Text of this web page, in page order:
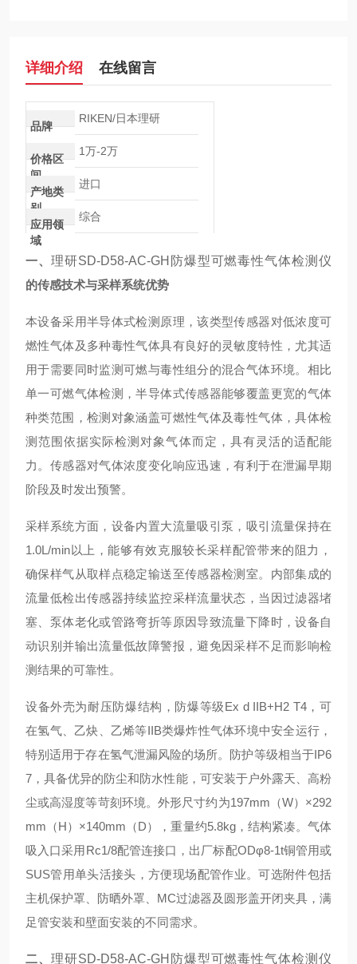
详细介绍 在线留言
品牌
RIKEN/日本理研
价格区
间
1万-2万
产地类
别
进口
应用领
域
综合
一、 理研SD-D58-AC-GH防爆型可燃毒性气体检测仪
的传感技术与采样系统优势
本设备采用半导体式检测原理，该类型传感器对低浓度可
燃性气体及多种毒性气体具有良好的灵敏度特性，尤其适
用于需要同时监测可燃与毒性组分的混合气体环境。相比
单一可燃气体检测，半导体式传感器能够覆盖更宽的气体
种类范围，检测对象涵盖可燃性气体及毒性气体，具体检
测范围依据实际检测对象气体而定，具有灵活的适配能
力。传感器对气体浓度变化响应迅速，有利于在泄漏早期
阶段及时发出预警。
采样系统方面，设备内置大流量吸引泵，吸引流量保持在
1.0L/min以上，能够有效克服较长采样配管带来的阻力，
确保样气从取样点稳定输送至传感器检测室。内部集成的
流量低检出传感器持续监控采样流量状态，当因过滤器堵
塞、泵体老化或管路弯折等原因导致流量下降时，设备自
动识别并输出流量低故障警报，避免因采样不足而影响检
测结果的可靠性。
设备外壳为耐压防爆结构，防爆等级Ex d IIB+H2 T4，可
在氢气、乙炔、乙烯等IIB类爆炸性气体环境中安全运行，
特别适用于存在氢气泄漏风险的场所。防护等级相当于IP6
7，具备优异的防尘和防水性能，可安装于户外露天、高粉
尘或高湿度等苛刻环境。外形尺寸约为197mm（W）×292
mm（H）×140mm（D），重量约5.8kg，结构紧凑。气体
吸入口采用Rc1/8配管连接口，出厂标配ODφ8-1t铜管用或
SUS管用单头活接头，方便现场配管作业。可选附件包括
主机保护罩、防晒外罩、MC过滤器及圆形盖开闭夹具，满
足管安装和壁面安装的不同需求。
二、 理研SD-D58-AC-GH防爆型可燃毒性气体检测仪